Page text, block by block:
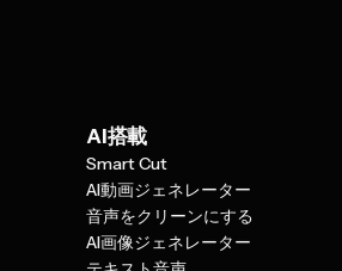
Smart Cut
AI動画ジェネレーター
音声をクリーンにする
AI画像ジェネレーター
テキスト音声